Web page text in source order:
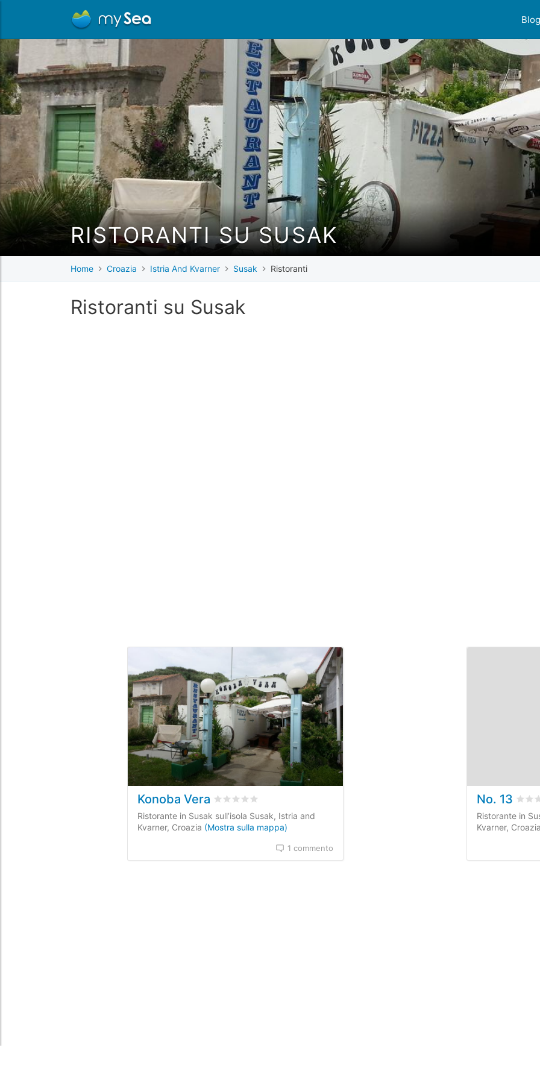
Blog
RISTORANTI SU SUSAK
Home Croazia Istria And Kvarner Susak Ristoranti
Ristoranti su Susak
Konoba Vera Valutato0
Ristorante in Susak sull’isola Susak, Istria and
Kvarner, Croazia (Mostra sulla mappa)
1 commento
No. 13
Ristorante in
Kvarner, Croazia